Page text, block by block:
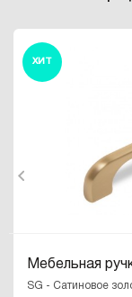
ХИТ
Мебельная
SG - Сатиновое